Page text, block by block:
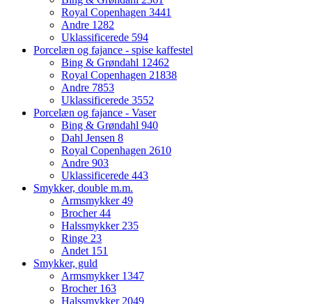
Royal Copenhagen 3441
Andre 1282
Uklassificerede 594
Porcelæn og fajance - spise kaffestel
Bing & Grøndahl 12462
Royal Copenhagen 21838
Andre 7853
Uklassificerede 3552
Porcelæn og fajance - Vaser
Bing & Grøndahl 940
Dahl Jensen 8
Royal Copenhagen 2610
Andre 903
Uklassificerede 443
Smykker, double m.m.
Armsmykker49
Brocher44
Halssmykker235
Ringe 23
Andet 151
Smykker, guld
Armsmykker 1347
Brocher 163
Halssmykker 2049